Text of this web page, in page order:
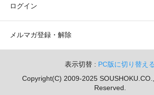
ログイン
メルマガ登録・解除
表示切替 : PC版に切り替える
Copyright(C) 2009-2025
Reserved.